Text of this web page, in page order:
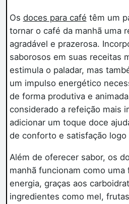
Os doces para café têm um
tornar o café da manhã uma
agradável e prazerosa.
saborosos em suas receitas
estimula o paladar, mas
um impulso energético
de forma produtiva e
considerado a refeição mais
adicionar um toque doce
de conforto e satisfação logo
Além de oferecer sabor, os
manhã funcionam como uma
energia, graças aos
ingredientes como mel,